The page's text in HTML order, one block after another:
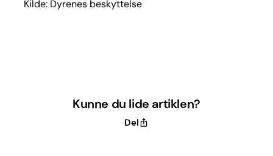
Kilde: Dyrenes beskyttelse
Kunne du lide artiklen?
Del